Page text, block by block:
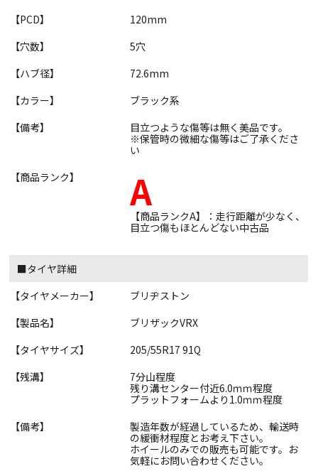
【PCD】
120mm
【穴数】
5穴
【ハブ径】
72.6mm
【カラー】
ブラック系
【備考】
目立つような傷等は無く美品です。
※保管時の微細な傷等はご了承くださ
い
【商品ランク】
A
【商品ランクA】：走行距離が少なく、
目立つ傷もほとんどない中古品
■タイヤ詳細
【タイヤメーカー】
ブリヂストン
【製品名】
ブリザックVRX
【タイヤサイズ】
205/55R17 91Q
【残溝】
7分山程度
残り溝センター付近6.0ｍｍ程度
プラットフォームより1.0ｍｍ程度
【備考】
製造年数が経過しているため、輸送時
の緩衝材程度とお考え下さい。
ホイールのみでの販売も可能です。お
気軽にお問い合わせください。